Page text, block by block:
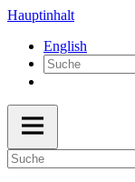
Hauptinhalt
English